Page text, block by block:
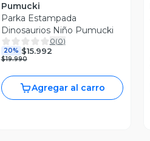
Pumucki
Parka Estampada
Dinosaurios Niño Pumucki
0(0)
20% $15.992
$19.990
Agregar al carro